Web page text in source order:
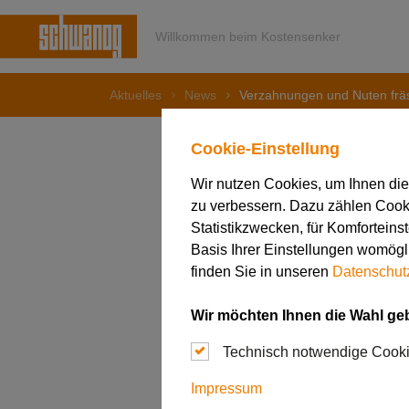
Cookie-Einstellung
Wir nutzen Cookies, um Ihnen
zu verbessern. Dazu zählen
Statistikzwecken, für
Basis Ihrer Einstellungen
finden Sie in unseren
Wir möchten Ihnen die Wahl
Technisch notwendige
Impressum
Willkommen beim Kostensenker
Aktuelles News Verzahnungen und Nuten
19. April 2021
bis zu 5